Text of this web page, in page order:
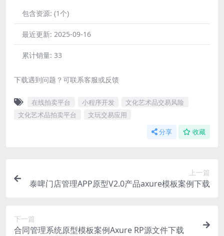
包含资源: (1个)
最近更新: 2025-09-16
累计销量: 33
下载遇到问题？可联系客服或反馈
在线拍卖平台 小程序开发
文化艺术品交易风险
文化艺术品拍卖平台
文玩交易应用
分享 收藏
上一篇
泰啤门店管理APP原型V2.0产品axure模板案例下载
下一篇
合同管理系统原型模板案例Axure RP源文件下载